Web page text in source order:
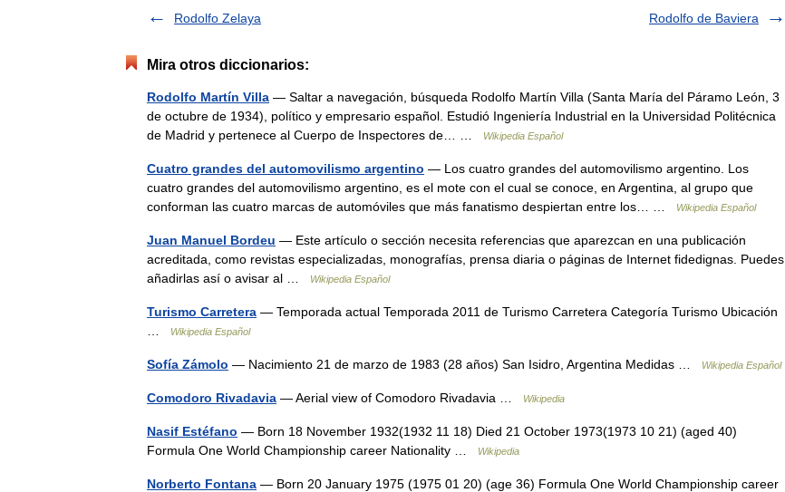
Rodolfo Zelaya
Rodolfo de Baviera
Mira otros diccionarios:
Rodolfo Martín Villa — Saltar a navegación, búsqueda Rodolfo Martín Villa (Santa María del Páramo León, 3
de octubre de 1934), político y empresario español. Estudió Ingeniería Industrial en la Universidad Politécnica
de Madrid y pertenece al Cuerpo de Inspectores de… …
Wikipedia Español
Cuatro grandes del automovilismo argentino — Los cuatro grandes del automovilismo argentino. Los
cuatro grandes del automovilismo argentino, es el mote con el cual se conoce, en Argentina, al grupo que
conforman las cuatro marcas de automóviles que más fanatismo despiertan entre los… …
Wikipedia Español
Juan Manuel Bordeu — Este artículo o sección necesita referencias que aparezcan en una publicación
acreditada, como revistas especializadas, monografías, prensa diaria o páginas de Internet fidedignas. Puedes
añadirlas así o avisar al …
Wikipedia Español
Turismo Carretera — Temporada actual Temporada 2011 de Turismo Carretera Categoría Turismo Ubicación
Wikipedia Español
Sofía Zámolo — Nacimiento 21 de marzo de 1983 (28 años) San Isidro, Argentina Medidas … Wikipedia Español
Comodoro Rivadavia — Aerial view of Comodoro Rivadavia … Wikipedia
Nasif Estéfano — Born 18 November 1932(1932 11 18) Died 21 October 1973(1973 10 21) (aged 40)
Formula One World Championship career Nationality …
Wikipedia
Norberto Fontana — Born 20 January 1975 (1975 01 20) (age 36) Formula One World Championship career